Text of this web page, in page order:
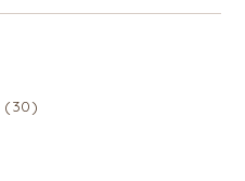
(30)